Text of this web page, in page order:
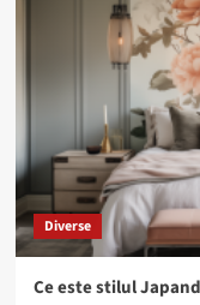
Diverse
Ce este stilul